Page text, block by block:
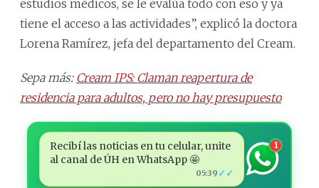
estudios médicos, se le evalúa todo con eso y ya
tiene el acceso a las actividades”, explicó la doctora
Lorena Ramírez, jefa del departamento del Cream.
Sepa más: Cream IPS: Claman reapertura de
residencia para adultos, pero no hay presupuesto
Recibí las noticias en tu celular, unite
al canal de ÚH en WhatsApp 🤩
05:39 ✓✓
1